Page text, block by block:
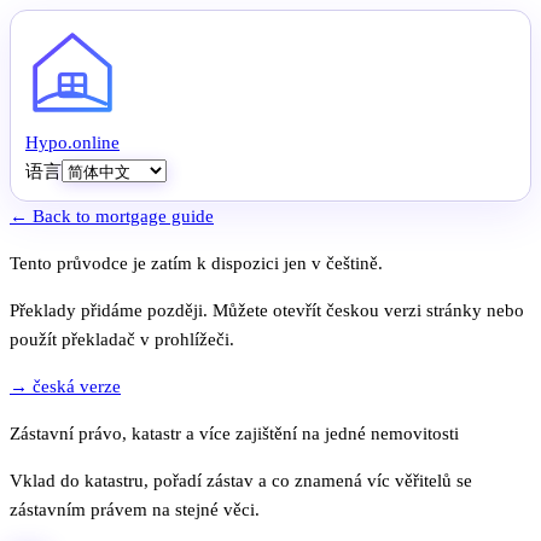
Hypo.online
语言
← Back to mortgage guide
Tento průvodce je zatím k dispozici jen v češtině.
Překlady přidáme později. Můžete otevřít českou verzi stránky nebo
použít překladač v prohlížeči.
→ česká verze
Zástavní právo, katastr a více zajištění na jedné nemovitosti
Vklad do katastru, pořadí zástav a co znamená víc věřitelů se
zástavním právem na stejné věci.